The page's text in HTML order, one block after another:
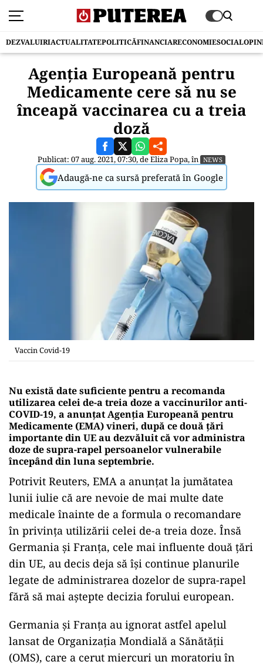
DEZVALUIRIACTUALITATEPOLITICĂFINANCIARECONOMIESOCIAL
Agenţia Europeană pentru
Medicamente cere să nu se
înceapă vaccinarea cu a treia
doză
Publicat: 07 aug. 2021, 07:30, deEliza Popa, în NEWS
Adaugă-ne ca sursă preferată în Google
Vaccin Covid-19
Nu există date suficiente pentru a recomanda
utilizarea celei de-a treia doze a vaccinurilor anti-
COVID-19, a anunţat Agenţia Europeană pentru
Medicamente (EMA) vineri, după ce două ţări
importante din UE au dezvăluit că vor administra
doze de supra-rapel persoanelor vulnerabile
începând din luna septembrie.
Potrivit Reuters, EMA a anunţat la jumătatea
lunii iulie că are nevoie de mai multe date
medicale înainte de a formula o recomandare
în privinţa utilizării celei de-a treia doze. Însă
Germania şi Franţa, cele mai influente două ţări
din UE, au decis deja să îşi continue planurile
legate de administrarea dozelor de supra-rapel
fără să mai aştepte decizia forului european.
Germania şi Franţa au ignorat astfel apelul
lansat de Organizaţia Mondială a Sănătăţii
(OMS), care a cerut miercuri un moratoriu în